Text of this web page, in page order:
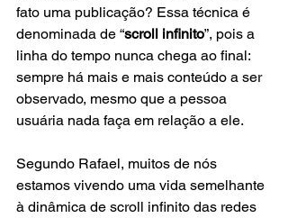
fato uma publicação? Essa técnica é
denominada de “scroll infinito”, pois a
linha do tempo nunca chega ao final:
sempre há mais e mais conteúdo a ser
observado, mesmo que a pessoa
usuária nada faça em relação a ele.
Segundo Rafael, muitos de nós
estamos vivendo uma vida semelhante
à dinâmica de scroll infinito das redes